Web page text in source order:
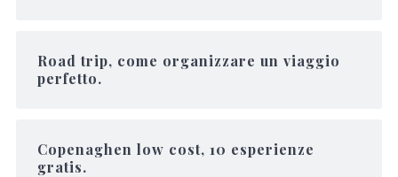
Road trip, come organizzare un viaggio
perfetto.
Copenaghen low cost, 10 esperienze
gratis.